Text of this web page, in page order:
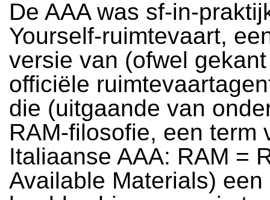
De AAA was sf-in-
Yourself-ruimtevaart,
versie van (ofwel
officiële
die (uitgaande van
RAM-filosofie, een term
Italiaanse AAA: RAM =
Available Materials)